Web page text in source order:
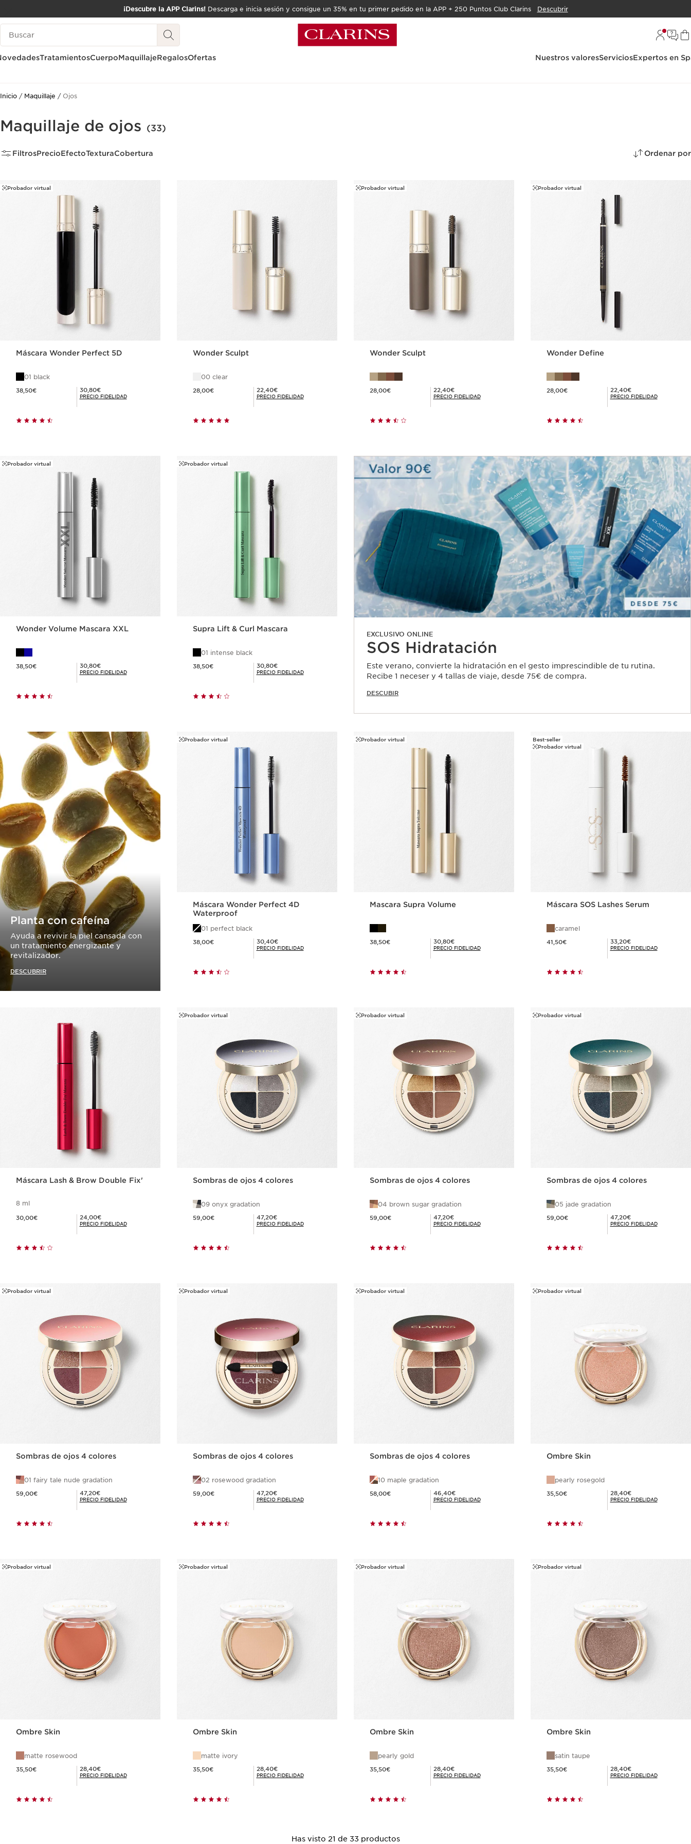
IR AL CONTENIDO
¡Descubre la APP Clarins!Descarga e inicia sesión y consigue un 35% en tu primer pedido en la APP + 250 Puntos Club Clarins Descubrir
Leyenda
TratamientosCuerpoMaquillajeRegalosOfertas Nuestros valoresServiciosExpertos en
Inicio Maquillaje Ojos
Maquillaje de ojos (33)
FiltrosPrecioEfectoTexturaCobertura Ordenar por
Probador virtual
Máscara Wonder Perfect 5D
01 black
38,50€ Precio Fidelidad 30,80€
30,80€
PRECIO FIDELIDAD
Wonder Sculpt
00 clear
28,00€ Precio Fidelidad 22,40€
22,40€
PRECIO FIDELIDAD
Probador virtual
Wonder Sculpt
28,00€ Precio Fidelidad 22,40€
22,40€
PRECIO FIDELIDAD
Probador virtual
Wonder Define
28,00€ Precio Fidelidad 22,40€
22,40€
PRECIO FIDELIDAD
Probador virtual
Wonder Volume Mascara XXL
38,50€ Precio Fidelidad 30,80€
30,80€
PRECIO FIDELIDAD
Probador virtual
Supra Lift & Curl Mascara
01 intense black
38,50€ Precio Fidelidad 30,80€
30,80€
PRECIO FIDELIDAD
EXCLUSIVO ONLINE
SOS Hidratación
Este verano, convierte la hidratación en el gesto imprescindible de tu rutina.
Recibe 1 neceser y 4 tallas de viaje, desde 75€ de compra.
DESCUBIR
Planta con cafeína
Ayuda a revivir la piel cansada con
un tratamiento energizante y
revitalizador.
DESCUBRIR
Probador virtual
Máscara Wonder Perfect 4D
Waterproof
01 perfect black
38,00€ Precio Fidelidad 30,40€
30,40€
PRECIO FIDELIDAD
Probador virtual
Mascara Supra Volume
38,50€ Precio Fidelidad 30,80€
30,80€
PRECIO FIDELIDAD
Best-seller
Probador virtual
Máscara SOS Lashes Serum
caramel
41,50€ Precio Fidelidad 33,20€
33,20€
PRECIO FIDELIDAD
Máscara Lash & Brow Double Fix'
8 ml
30,00€ Precio Fidelidad 24,00€
24,00€
PRECIO FIDELIDAD
Probador virtual
Sombras de ojos 4 colores
09 onyx gradation
59,00€ Precio Fidelidad 47,20€
47,20€
PRECIO FIDELIDAD
Probador virtual
Sombras de ojos 4 colores
04 brown sugar gradation
59,00€ Precio Fidelidad 47,20€
47,20€
PRECIO FIDELIDAD
Probador virtual
Sombras de ojos 4 colores
05 jade gradation
59,00€ Precio Fidelidad 47,20€
47,20€
PRECIO FIDELIDAD
Probador virtual
Sombras de ojos 4 colores
01 fairy tale nude gradation
59,00€ Precio Fidelidad 47,20€
47,20€
PRECIO FIDELIDAD
Probador virtual
Sombras de ojos 4 colores
02 rosewood gradation
59,00€ Precio Fidelidad 47,20€
47,20€
PRECIO FIDELIDAD
Probador virtual
Sombras de ojos 4 colores
10 maple gradation
58,00€ Precio Fidelidad 46,40€
46,40€
PRECIO FIDELIDAD
Probador virtual
Ombre Skin
pearly rosegold
35,50€ Precio Fidelidad 28,40€
28,40€
PRECIO FIDELIDAD
Probador virtual
Ombre Skin
matte rosewood
35,50€ Precio Fidelidad 28,40€
28,40€
PRECIO FIDELIDAD
Probador virtual
Ombre Skin
matte ivory
35,50€ Precio Fidelidad 28,40€
28,40€
PRECIO FIDELIDAD
Probador virtual
Ombre Skin
pearly gold
35,50€ Precio Fidelidad 28,40€
28,40€
PRECIO FIDELIDAD
Probador virtual
Ombre Skin
satin taupe
35,50€ Precio Fidelidad 28,40€
28,40€
PRECIO FIDELIDAD
Has visto 21 de 33 productos